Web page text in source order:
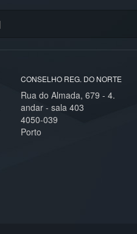
CONSELHO REG. DO NORTE
Rua do Almada, 679 - 4.
andar - sala 403
4050-039
Porto